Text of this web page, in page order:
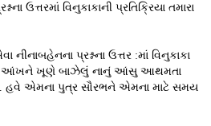
ઉત્તરમાં વિનુકાકાની પ્રતિક્રિયા તમારા
નીનાબહેનના પ્રશ્નના ઉત્તર :માં વિનુકાકા
આંખને ખૂણે બાઝેલું નાનું આંસુ આથમતા
હવે એમના પુત્ર સૌરભને એમના માટે સમય